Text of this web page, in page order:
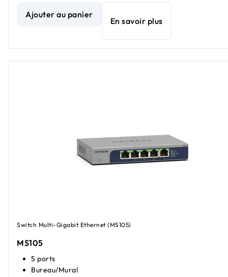
Commutateur Easy Smart Managed Essentials Ethernet
Ajouter au panier
En savoir plus
Switch Multi-Gigabit Ethernet (MS105)
MS105
5 ports
Bureau/Mural